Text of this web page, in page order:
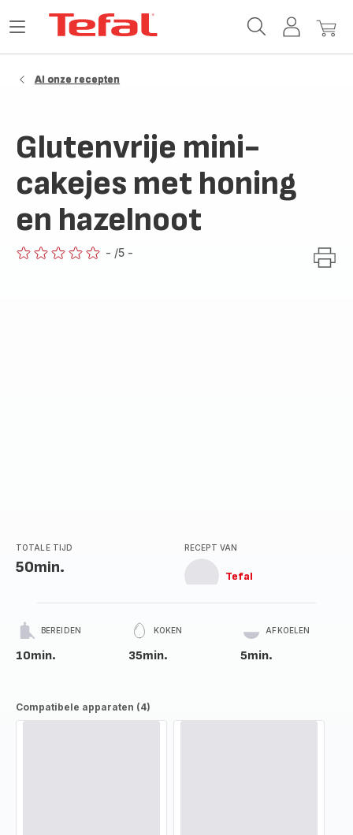
MijnMijn
Open
Al onze recepten
Glutenvrije mini-
cakejes met honing
en hazelnoot
- /5 -
TOTALE TIJD
50min.
RECEPT VAN
Tefal
BEREIDEN
10min.
KOKEN
35min.
AFKOELEN
5min.
Compatibele apparaten (4)